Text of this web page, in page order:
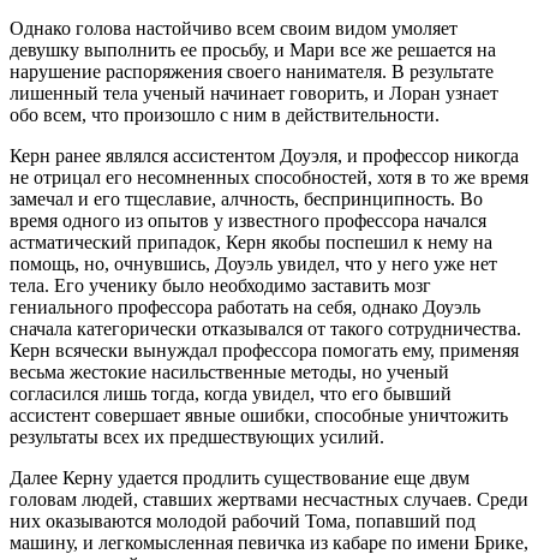
Однако голова настойчиво всем своим видом умоляет
девушку выполнить ее просьбу, и Мари все же решается на
нарушение распоряжения своего нанимателя. В результате
лишенный тела ученый начинает говорить, и Лоран узнает
обо всем, что произошло с ним в действительности.
Керн ранее являлся ассистентом Доуэля, и профессор никогда
не отрицал его несомненных способностей, хотя в то же время
замечал и его тщеславие, алчность, беспринципность. Во
время одного из опытов у известного профессора начался
астматический припадок, Керн якобы поспешил к нему на
помощь, но, очнувшись, Доуэль увидел, что у него уже нет
тела. Его ученику было необходимо заставить мозг
гениального профессора работать на себя, однако Доуэль
сначала категорически отказывался от такого сотрудничества.
Керн всячески вынуждал профессора помогать ему, применяя
весьма жестокие насильственные методы, но ученый
согласился лишь тогда, когда увидел, что его бывший
ассистент совершает явные ошибки, способные уничтожить
результаты всех их предшествующих усилий.
Далее Керну удается продлить существование еще двум
головам людей, ставших жертвами несчастных случаев. Среди
них оказываются молодой рабочий Тома, попавший под
машину, и легкомысленная певичка из кабаре по имени Брике,